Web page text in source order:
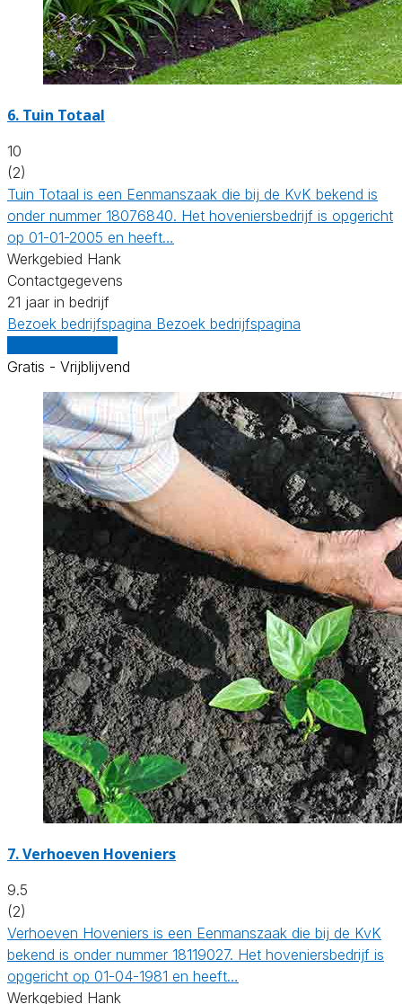
6. Tuin Totaal
10
(2)
Tuin Totaal is een Eenmanszaak die bij de KvK bekend is
onder nummer 18076840. Het hoveniersbedrijf is opgericht
op 01-01-2005 en heeft…
Werkgebied Hank
Contactgegevens
21 jaar in bedrijf
Bezoek bedrijfspagina Bezoek bedrijfspagina
Gratis - Vrijblijvend
7.Verhoeven Hoveniers
9.5
(2)
Verhoeven Hoveniers is een Eenmanszaak die bij de KvK
bekend is onder nummer 18119027. Het hoveniersbedrijf is
opgericht op 01-04-1981 en heeft…
Werkgebied Hank